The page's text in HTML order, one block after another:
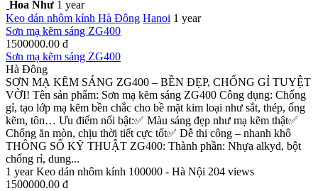
Hoa Như 1 year
Keo dán nhôm kính Hà Đông Hanoi 1 year
Sơn mạ kẽm sáng ZG400
1500000.00 đ
Sơn mạ kẽm sáng ZG400
Hà Đông
SƠN MẠ KẼM SÁNG ZG400 – BỀN ĐẸP, CHỐNG GỈ TUYỆT
VỜI! Tên sản phẩm: Sơn mạ kẽm sáng ZG400 Công dụng: Chống
gỉ, tạo lớp mạ kẽm bền chắc cho bề mặt kim loại như sắt, thép, ống
kẽm, tôn… Ưu điểm nổi bật:✅ Màu sáng đẹp như mạ kẽm thật✅
Chống ăn mòn, chịu thời tiết cực tốt✅ Dễ thi công – nhanh khô
THÔNG SỐ KỸ THUẬT ZG400: Thành phần: Nhựa alkyd, bột
chống rỉ, dung...
1 year Keo dán nhôm kính 100000 - Hà Nội 204 views
1500000.00 đ